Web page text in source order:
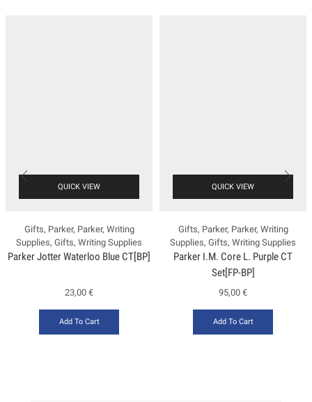
QUICK VIEW
Gifts, Parker, Parker, Writing
Supplies, Gifts, Writing Supplies
Parker Jotter Waterloo Blue CT[BP]
23,00 €
Add To Cart
QUICK VIEW
Gifts, Parker, Parker, Writing
Supplies, Gifts, Writing Supplies
Ρarker Ι.Μ. Core L. Purple CT
Set[FP-BP]
95,00 €
Add To Cart